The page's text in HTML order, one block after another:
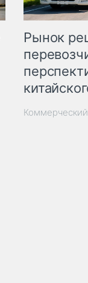
Рынок